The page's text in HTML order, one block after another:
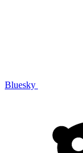
Bluesky